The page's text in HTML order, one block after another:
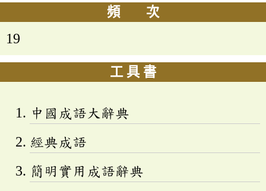
頻 次
19
工 具 書
中國成語大辭典
經典成語
簡明實用成語辭典